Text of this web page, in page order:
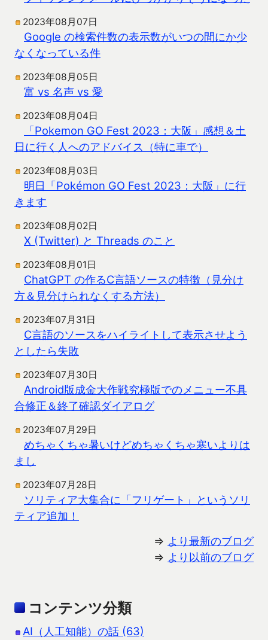
2023年08月07日
Google の検索件数の表示数がいつの間にか少
なくなっている件
2023年08月05日
富 vs 名声 vs 愛
2023年08月04日
「Pokemon GO Fest 2023：大阪」感想＆土
日に行く人へのアドバイス（特に車で）
2023年08月03日
明日「Pokémon GO Fest 2023：大阪」に行
きます
2023年08月02日
X (Twitter) と Threads のこと
2023年08月01日
ChatGPT の作るC言語ソースの特徴（見分け
方＆見分けられなくする方法）
2023年07月31日
C言語のソースをハイライトして表示させよう
としたら失敗
2023年07月30日
Android版成金大作戦究極版でのメニュー不具
合修正＆終了確認ダイアログ
2023年07月29日
めちゃくちゃ暑いけどめちゃくちゃ寒いよりは
まし
2023年07月28日
ソリティア大集合に「フリゲート」というソリ
ティア追加！
⇒ より最新のブログ
⇒ より以前のブログ
コンテンツ分類
AI（人工知能）の話 (63)